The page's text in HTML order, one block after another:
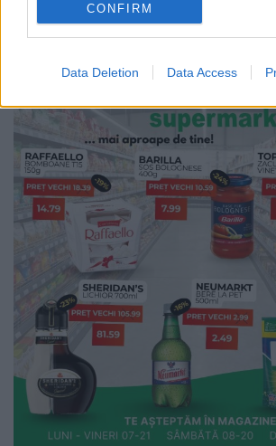
CONFIRM
Data Deletion Data Access